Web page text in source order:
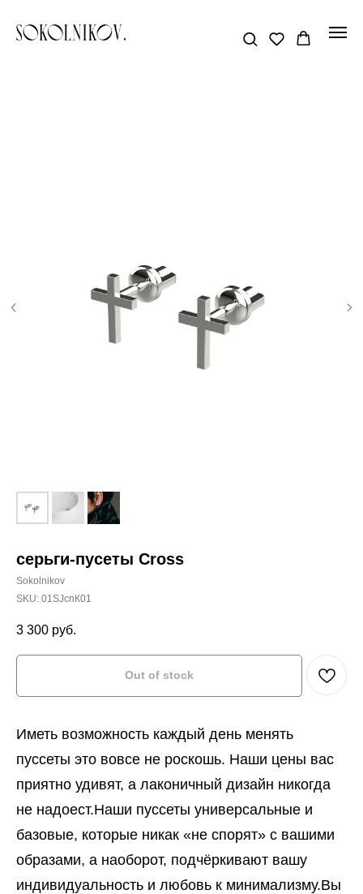
серьги-пусеты Cross
Sokolnikov
SKU: 01SJспК01
3 300 руб.
Out of stock
Иметь возможность каждый день менять
пуссеты это вовсе не роскошь. Наши цены вас
приятно удивят, а лаконичный дизайн никогда
не надоест.Наши пуссеты универсальные и
базовые, которые никак «не спорят» с вашими
образами, а наоборот, подчёркивают вашу
индивидуальность и любовь к минимализму.Вы